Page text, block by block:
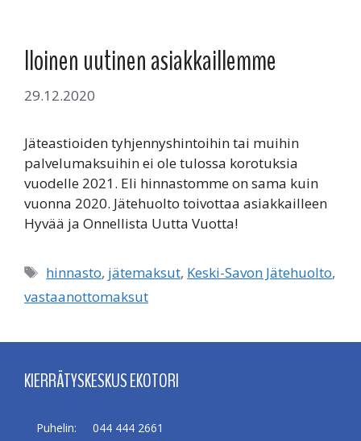
Iloinen uutinen asiakkaillemme
29.12.2020
Jäteastioiden tyhjennyshintoihin tai muihin
palvelumaksuihin ei ole tulossa korotuksia
vuodelle 2021. Eli hinnastomme on sama kuin
vuonna 2020. Jätehuolto toivottaa asiakkailleen
Hyvää ja Onnellista Uutta Vuotta!
Avainsanat
hinnasto, jätemaksut, Keski-Savon Jätehuolto,
vastaanottomaksut
KIERRÄTYSKESKUS EKOTORI
Puhelin:
044 444 2661